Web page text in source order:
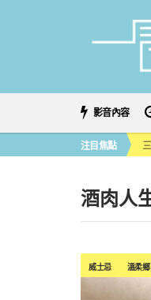
影音內容
注目焦點
酒肉人
威士忌 溫柔鄉